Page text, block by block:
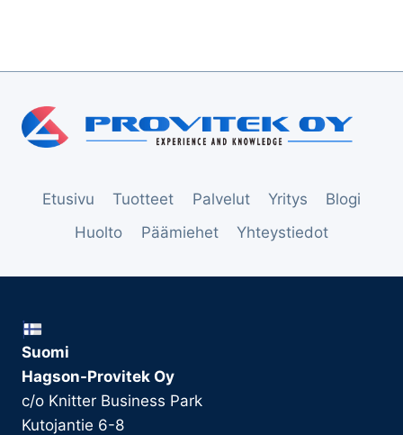
Etusivu Tuotteet Palvelut Yritys
Blogi
Huolto
Päämiehet Yhteystiedot
Suomi
Hagson-Provitek Oy
c/o Knitter Business Park
Kutojantie 6-8